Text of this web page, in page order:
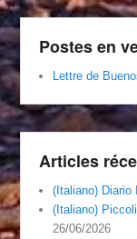
Postes en
Lettre de
Articles
(Italiano) Diario
(Italiano)
26/06/2026